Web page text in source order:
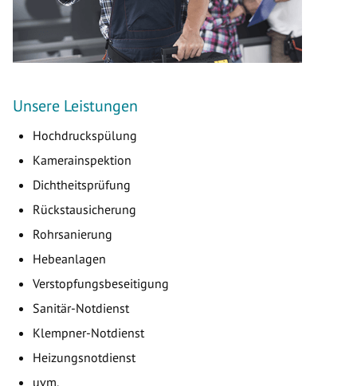
Unsere Leistungen
Hochdruckspülung
Kamerainspektion
Dichtheitsprüfung
Rückstausicherung
Rohrsanierung
Hebeanlagen
Verstopfungsbeseitigung
Sanitär-Notdienst
Klempner-Notdienst
Heizungsnotdienst
uvm.